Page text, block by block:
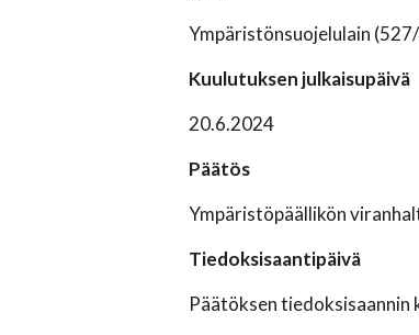
Ympäristönsuojelulain
Kuulutuksen julkaisupäivä
20.6.2024
Päätös
Ympäristöpäällikön
Tiedoksisaantipäivä
Päätöksen